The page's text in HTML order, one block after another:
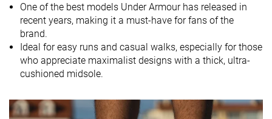
Tallan bien
Rigidez de la
mediasuela
Diferencia de
mediasuela
en frío
Pequeña
One of the best models Under Armour has released in
recent years, making it a must-have for fans of the
brand.
Ideal for easy runs and casual walks, especially for those
who appreciate maximalist designs with a thick, ultra-
cushioned midsole.